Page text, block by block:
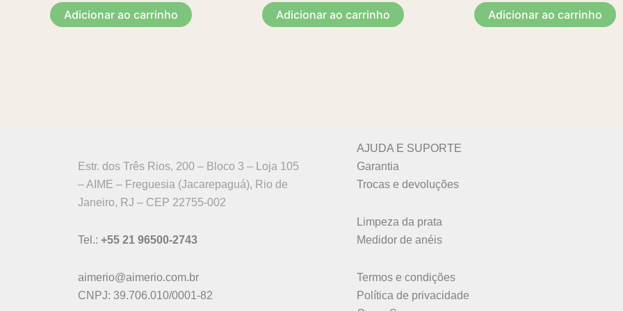
Adicionar ao carrinho Adicionar ao carrinho Adicionar ao carrinho
Estr. dos Três Rios, 200 – Bloco 3 – Loja 105
– AIME – Freguesia (Jacarepaguá), Rio de
Janeiro, RJ – CEP 22755-002
Tel.: +55 21 96500-2743
aimerio@aimerio.com.br
CNPJ: 39.706.010/0001-82
AJUDA E SUPORTE
Garantia
Trocas e devoluções
Limpeza da prata
Medidor de anéis
Termos e condições
Política de privacidade